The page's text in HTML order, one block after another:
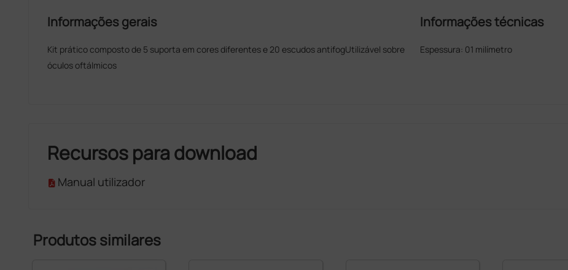
Informações gerais
Kit prático composto de 5 suporta em cores diferentes e 20 escudos antifogUtilizável sobre
óculos oftálmicos
Informações técnicas
Espessura: 01 milímetro
Recursos para download
Manual utilizador
Produtos similares